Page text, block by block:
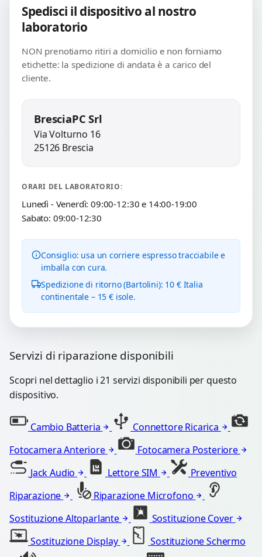
Spedisci il dispositivo al nostro
laboratorio
NON prenotiamo ritiri a domicilio e non forniamo
etichette: la spedizione di andata è a carico del
cliente.
BresciaPC Srl
Via Volturno 16
25126 Brescia
ORARI DEL LABORATORIO:
Lunedì - Venerdì: 09:00-12:30 e 14:00-19:00
Sabato: 09:00-12:30
Consiglio: usa un corriere espresso tracciabile e
imballa con cura.
Spedizione di ritorno (Bartolini): 10 € Italia
continentale – 15 € isole.
Servizi di riparazione disponibili
Scopri nel dettaglio i 21 servizi disponibili per questo
dispositivo.
Cambio Batteria
Connettore Ricarica
Fotocamera Anteriore
Fotocamera Posteriore
Jack Audio
Lettore SIM
Preventivo
Riparazione
Riparazione Microfono
Sostituzione Altoparlante
Sostituzione Cover
Sostituzione Display
Sostituzione Schermo